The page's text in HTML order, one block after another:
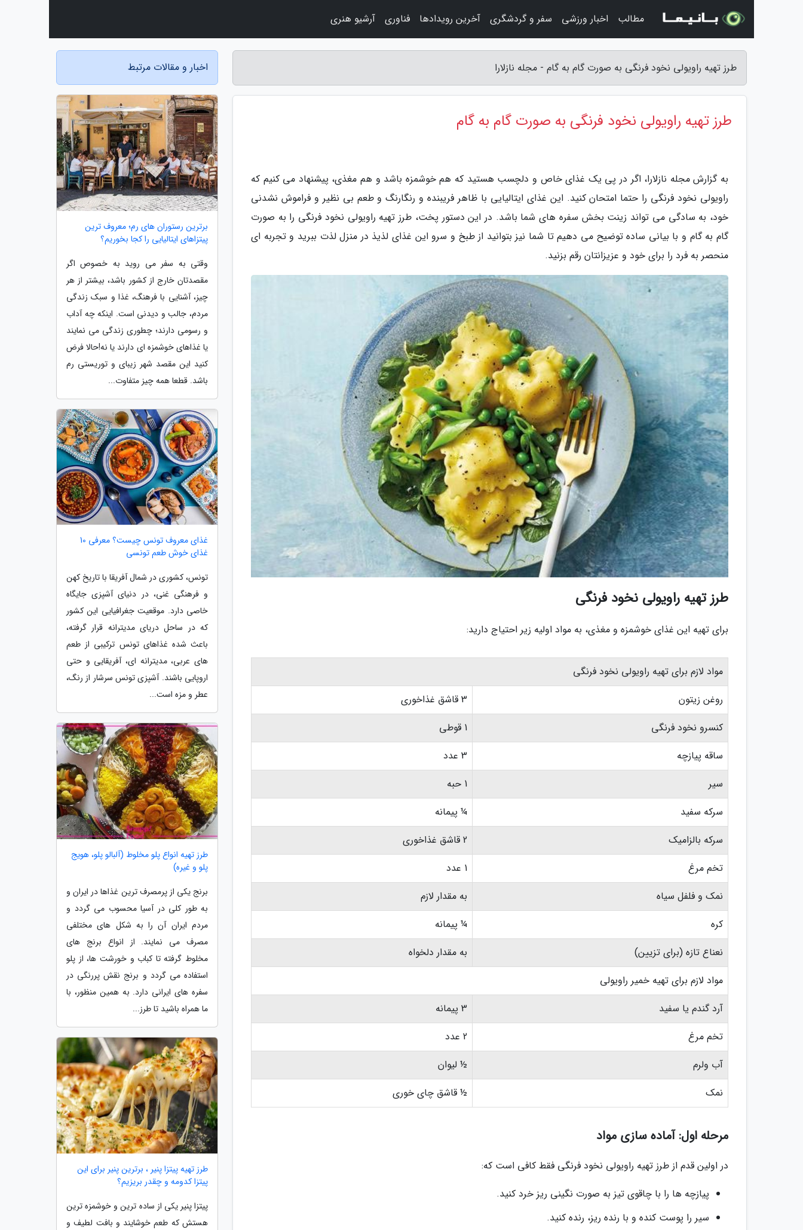
طرز تهیه راویولی نخود فرنگی به صورت گام به گام - مجله نازلارا
طرز تهیه راویولی نخود فرنگی به صورت گام به گام
به گزارش مجله نازلارا، اگر در پی یک غذای خاص و دلچسب هستید که هم خوشمزه باشد و هم مغذی، پیشنهاد می کنیم که
راویولی نخود فرنگی را حتما امتحان کنید. این غذای ایتالیایی با ظاهر فریبنده و رنگارنگ و طعم بی نظیر و فراموش نشدنی
خود، به سادگی می تواند زینت بخش سفره های شما باشد. در این دستور پخت، طرز تهیه راویولی نخود فرنگی را به صورت
گام به گام و با بیانی ساده توضیح می دهیم تا شما نیز بتوانید از طبخ و سرو این غذای لذیذ در منزل لذت ببرید و تجربه ای
منحصر به فرد را برای خود و عزیزانتان رقم بزنید.
طرز تهیه راویولی نخود فرنگی
برای تهیه این غذای خوشمزه و مغذی، به مواد اولیه زیر احتیاج دارید:
مواد لازم برای تهیه راویولی نخود فرنگی
روغن زیتون
3 قاشق غذاخوری
کنسرو نخود فرنگی
1 قوطی
ساقه پیازچه
3 عدد
سیر
1 حبه
سرکه سفید
¼ پیمانه
سرکه بالزامیک
2 قاشق غذاخوری
تخم مرغ
1 عدد
نمک و فلفل سیاه
به مقدار لازم
کره
¼ پیمانه
نعناع تازه (برای تزیین)
به مقدار دلخواه
مواد لازم برای تهیه خمیر راویولی
آرد گندم یا سفید
3 پیمانه
تخم مرغ
2 عدد
آب ولرم
½ لیوان
نمک
½ قاشق چای خوری
مرحله اول: آماده سازی مواد
در اولین قدم از طرز تهیه راویولی نخود فرنگی فقط کافی است که:
پیازچه ها را با چاقوی تیز به صورت نگینی ریز خرد کنید.
سیر را پوست کنده و با رنده ریز، رنده کنید.
اخبار و مقالات مرتبط
برترین رستوران های رم؛ معروف ترین
پیتزاهای ایتالیایی را کجا بخوریم؟
وقتی به سفر می روید به خصوص اگر
مقصدتان خارج از کشور باشد، بیشتر از هر
چیز، آشنایی با فرهنگ، غذا و سبک زندگی
مردم، جالب و دیدنی است. اینکه چه آداب
و رسومی دارند؛ چطوری زندگی می نمایند
یا غذاهای خوشمزه ای دارند یا نه!حالا فرض
کنید این مقصد شهر زیبای و توریستی رم
باشد. قطعا همه چیز متفاوت...
غذای معروف تونس چیست؟ معرفی 10
غذای خوش طعم تونسی
تونس، کشوری در شمال آفریقا با تاریخ کهن
و فرهنگی غنی، در دنیای آشپزی جایگاه
خاصی دارد. موقعیت جغرافیایی این کشور
که در ساحل دریای مدیترانه قرار گرفته،
باعث شده غذاهای تونس ترکیبی از طعم
های عربی، مدیترانه ای، آفریقایی و حتی
اروپایی باشند. آشپزی تونس سرشار از رنگ،
عطر و مزه است...
طرز تهیه انواع پلو مخلوط (آلبالو پلو، هویج
پلو و غیره)
برنج یکی از پرمصرف ترین غذاها در ایران و
به طور کلی در آسیا محسوب می گردد و
مردم ایران آن را به شکل های مختلفی
مصرف می نمایند. از انواع برنج های
مخلوط گرفته تا کباب و خورشت ها، از پلو
استفاده می گردد و برنج نقش پررنگی در
سفره های ایرانی دارد. به همین منظور، با
ما همراه باشید تا طرز...
طرز تهیه پیتزا پنیر ، برترین پنیر برای این
پیتزا کدومه و چقدر بریزیم؟
پیتزا پنیر یکی از ساده ترین و خوشمزه ترین
هستش که طعم خوشایند و بافت لطیف و
مطالب اخبار ورزشی سفر و گردشگری آخرین رویدادها فناوری آرشیو هنری